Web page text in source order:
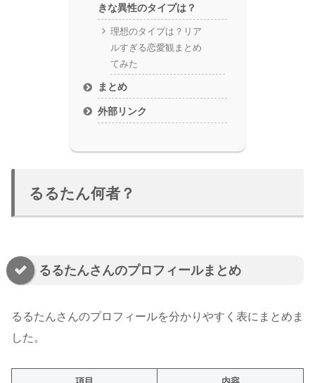
きな異性のタイプは？
理想のタイプは？リア
ルすぎる恋愛観まとめ
てみた
まとめ
外部リンク
るるたん何者？
るるたんさんのプロフィールまとめ
るるたんさんのプロフィールを分かりやすく表にまとめま
した。